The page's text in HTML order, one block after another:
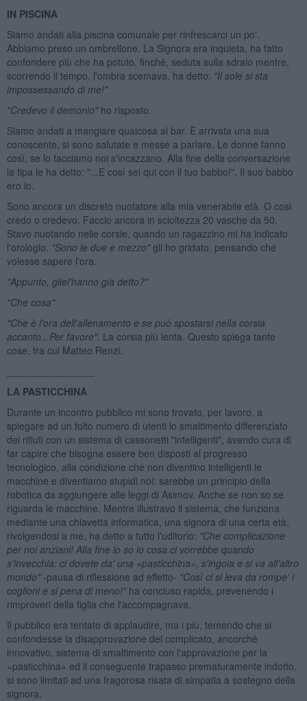
IN PISCINA
Siamo andati alla piscina comunale per rinfrescarci un po'.
Abbiamo preso un ombrellone. La Signora era inquieta, ha fatto
confondere più che ha potuto, finché, seduta sulla sdraio mentre,
scorrendo il tempo, l'ombra scemava, ha detto: "Il sole si sta
impossessando di me!"
"Credevo il demonio"ho risposto.
Siamo andati a mangiare qualcosa al bar. È arrivata una sua
conoscente, si sono salutate e messe a parlare. Le donne fanno
così, se lo facciamo noi s'incazzano. Alla fine della conversazione
la tipa le ha detto: "...E così sei qui con il tuo babbo!". Il suo babbo
ero io.
Sono ancora un discreto nuotatore alla mia venerabile età. O così
credo o credevo. Faccio ancora in scioltezza 20 vasche da 50.
Stavo nuotando nelle corsie, quando un ragazzino mi ha indicato
l'orologio. "Sono le due e mezzo"gli ho gridato, pensando che
volesse sapere l'ora.
"Appunto, gliel'hanno già detto?"
"Che cosa"
"Che è l'ora dell'allenamento e se può spostarsi nella corsia
accanto...Per favore". La corsia più lenta. Questo spiega tante
cose, tra cui Matteo Renzi.
LA PASTICCHINA
Durante un incontro pubblico mi sono trovato, per lavoro, a
spiegare ad un folto numero di utenti lo smaltimento differenziato
dei rifiuti con un sistema di cassonetti "intelligenti", avendo cura di
far capire che bisogna essere ben disposti al progresso
tecnologico, alla condizione che non diventino intelligenti le
macchine e diventiamo stupidi noi: sarebbe un principio della
robotica da aggiungere alle leggi di Asimov. Anche se non so se
riguarda le macchine. Mentre illustravo il sistema, che funziona
mediante una chiavetta informatica, una signora di una certa età,
rivolgendosi a me, ha detto a tutto l'uditorio: "Che complicazione
per noi anziani! Alla fine lo so io cosa ci vorrebbe quando
s'invecchia: ci dovete da' una «pasticchina», s'ingoia e si va all'altro
mondo"-pausa di riflessione ad effetto- "Così ci si leva da rompe' i
coglioni e si pena di meno!"ha concluso rapida, prevenendo i
rimproveri della figlia che l'accompagnava.
Il pubblico era tentato di applaudire, ma i più, temendo che si
confondesse la disapprovazione del complicato, ancorché
innovativo, sistema di smaltimento con l'approvazione per la
«pasticchina» ed il conseguente trapasso prematuramente indotto,
si sono limitati ad una fragorosa risata di simpatia a sostegno della
signora.